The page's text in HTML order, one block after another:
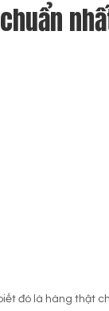
đó là hàng thật